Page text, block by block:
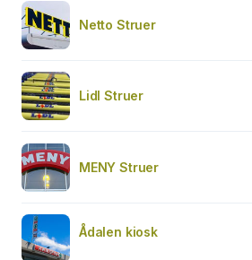
Netto Struer
Lidl Struer
MENY Struer
Ådalen kiosk